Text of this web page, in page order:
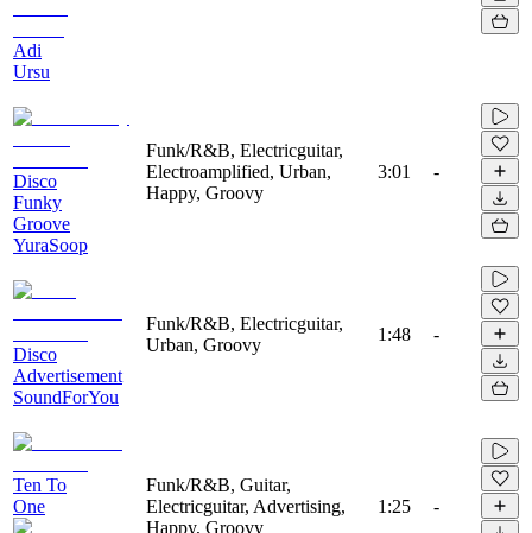
Adi
Ursu
Disco
Funky
Groove
YuraSoop
Funk/R&B, Electricguitar,
Electroamplified, Urban,
Happy, Groovy
3:01 -
Disco
Advertisement
SoundForYou
Funk/R&B, Electricguitar,
Urban, Groovy
1:48 -
Ten To
One
Funk/R&B, Guitar,
Electricguitar, Advertising,
Happy, Groovy
1:25 -